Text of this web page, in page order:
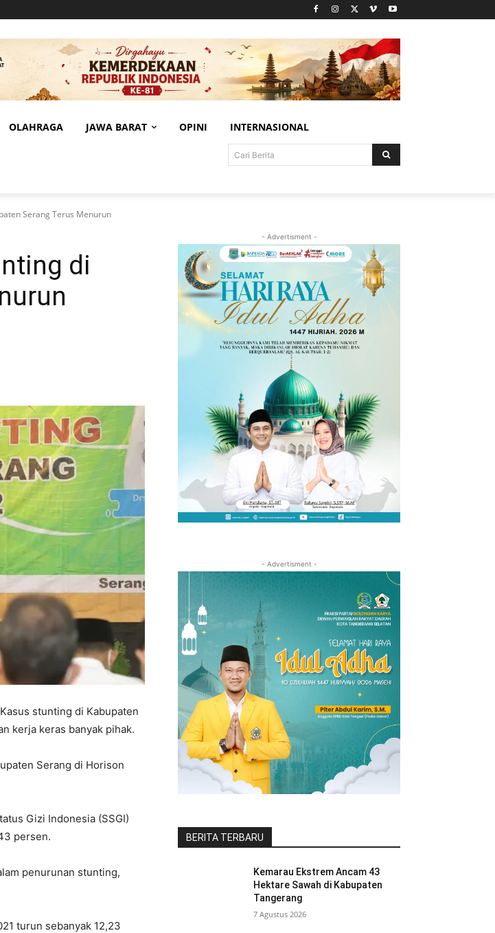
OLAHRAGA JAWA BARAT OPINI INTERNASIONAL
Cari Berita
Serang Terus Menurun
di
stunting di Kabupaten
kerja keras banyak pihak.
Serang di Horison
Gizi Indonesia (SSGI)
persen.
penurunan stunting,
turun sebanyak 12,23
- Advertisment -
- Advertisment -
BERITA TERBARU
Kemarau Ekstrem Ancam 43
Hektare Sawah di Kabupaten
Tangerang
7 Agustus 2026